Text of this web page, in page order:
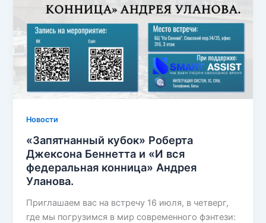
Новости
«Запятнанный кубок» Роберта
Джексона Беннетта и «И вся
федеральная конница» Андрея
Уланова.
Приглашаем вас на встречу 16 июля, в четверг,
где мы погрузимся в мир современного фэнтези: